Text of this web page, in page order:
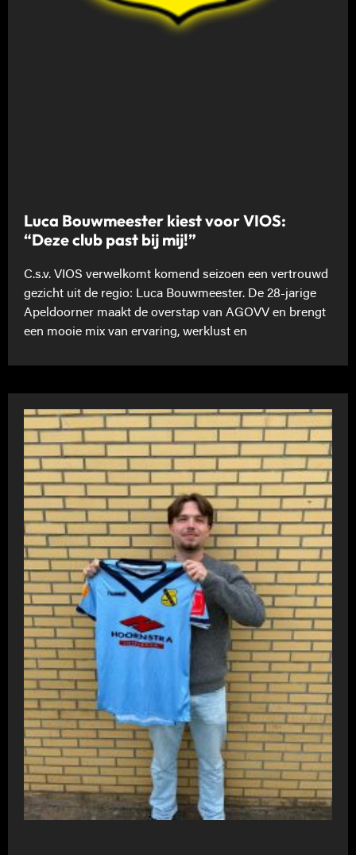
Luca Bouwmeester kiest voor VIOS:
“Deze club past bij mij!”
C.s.v. VIOS verwelkomt komend seizoen een vertrouwd
gezicht uit de regio: Luca Bouwmeester. De 28-jarige
Apeldoorner maakt de overstap van AGOVV en brengt
een mooie mix van ervaring, werklust en